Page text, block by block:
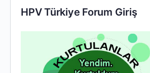
HPV Türkiye Forum Giriş